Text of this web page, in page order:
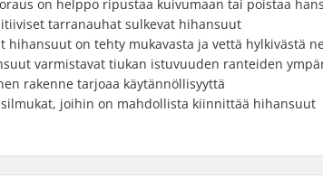
on helppo ripustaa kuivumaan tai poistaa
tarranauhat sulkevat hihansuut
hihansuut on tehty mukavasta ja vettä hylkivästä
varmistavat tiukan istuvuuden ranteiden
rakenne tarjoaa käytännöllisyyttä
joihin on mahdollista kiinnittää hihansuut